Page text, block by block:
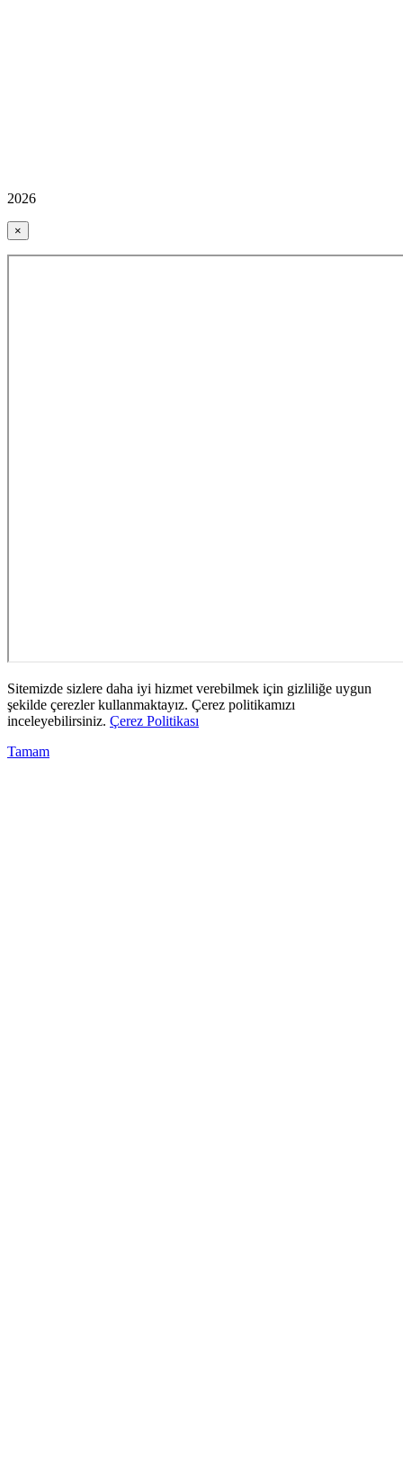
2026
×
Sitemizde sizlere daha iyi hizmet verebilmek için gizliliğe uygun
şekilde çerezler kullanmaktayız. Çerez politikamızı
inceleyebilirsiniz. Çerez Politikası
Tamam